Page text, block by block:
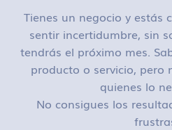
Tienes un negocio y estás
sentir incertidumbre, sin
tendrás el próximo mes.
producto o servicio, pero
quienes lo
No consigues los